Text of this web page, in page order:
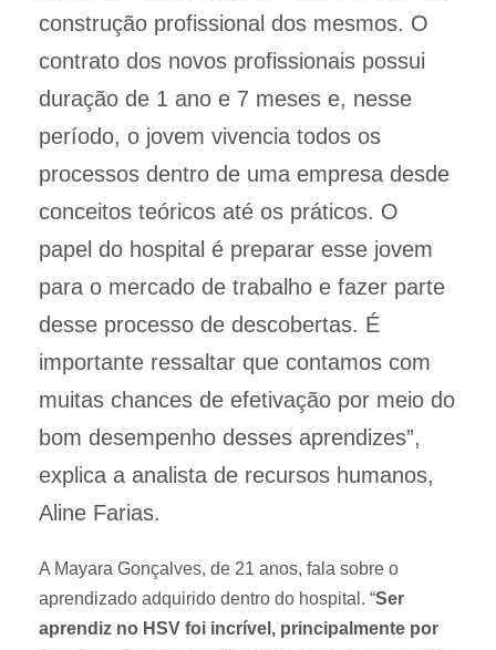
construção profissional dos mesmos. O
contrato dos novos profissionais possui
duração de 1 ano e 7 meses e, nesse
período, o jovem vivencia todos os
processos dentro de uma empresa desde
conceitos teóricos até os práticos. O
papel do hospital é preparar esse jovem
para o mercado de trabalho e fazer parte
desse processo de descobertas. É
importante ressaltar que contamos com
muitas chances de efetivação por meio do
bom desempenho desses aprendizes”,
explica a analista de recursos humanos,
Aline Farias.
A Mayara Gonçalves, de 21 anos, fala sobre o
aprendizado adquirido dentro do hospital. “Ser
aprendiz no HSV foi incrível, principalmente por